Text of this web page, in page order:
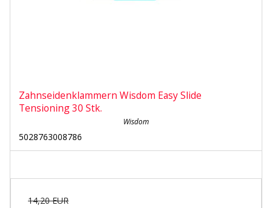
Zahnseidenklammern Wisdom Easy Slide
Tensioning 30 Stk.
Wisdom
5028763008786
14,20 EUR